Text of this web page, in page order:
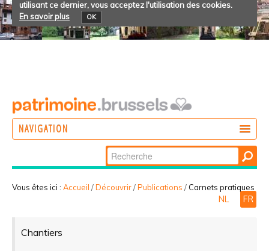
utilisant ce dernier, vous acceptez l'utilisation des cookies.
En savoir plus
OK
NAVIGATION
Chercher par
Recherche
avancée…
Vous êtes ici : Accueil /Découvrir/Publications / Carnets pratiques
NL FR
Chantiers